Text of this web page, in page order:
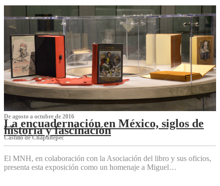
De agosto a octubre de 2016
La encuadernación en México, siglos de
historia y fascinación
Castillo de Chapultepec
El MNH, en colaboración con la Asociación del libro y sus oficios,
presenta esta exposición como un homenaje a Miguel…